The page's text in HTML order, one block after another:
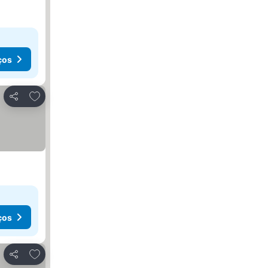
Partilhar
Adicionar aos favoritos
Partilhar
Adicionar aos favoritos